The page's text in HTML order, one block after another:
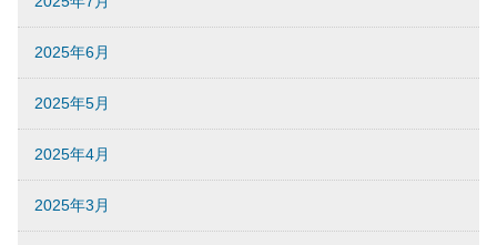
2025年6月
2025年5月
2025年4月
2025年3月